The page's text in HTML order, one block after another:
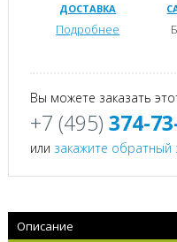
ДОСТАВКА
Подробнее
Вы можете заказать
+7 (495) 374-
или закажите обратный
Описание